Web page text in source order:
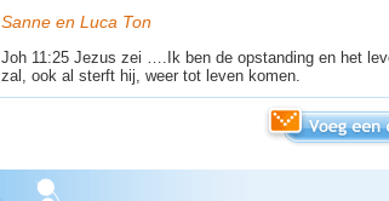
Sanne en Luca Ton
Joh 11:25 Jezus zei ….Ik ben de opstanding en het
zal, ook al sterft hij, weer tot leven komen.